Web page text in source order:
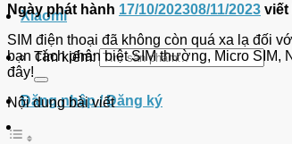
Xiaomi
Tìm kiếm:
Đăng nhập / Đăng ký
Ngày phát hành 17/10/202308/11/2023 viết
SIM điện thoại đã không còn quá xa lạ đối
bạn cách phân biệt SIM thường, Micro SIM,
đây!
Nội dung bài viết